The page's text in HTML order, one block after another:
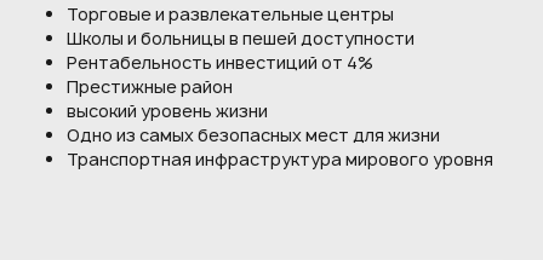
Торговые и развлекательные центры
Школы и больницы в пешей доступности
Рентабельность инвестиций от 4%
Престижные район
высокий уровень жизни
Одно из самых безопасных мест для жизни
Транспортная инфраструктура мирового уровня